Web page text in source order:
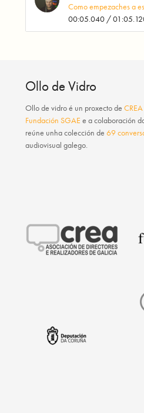
Como empezaches a
00:05.040 /
Ollo de Vidro
Ollo de vidroé un proxecto deCREA
Fundación SGAE e a colaboración
reúne unha colección de69
audiovisual galego.